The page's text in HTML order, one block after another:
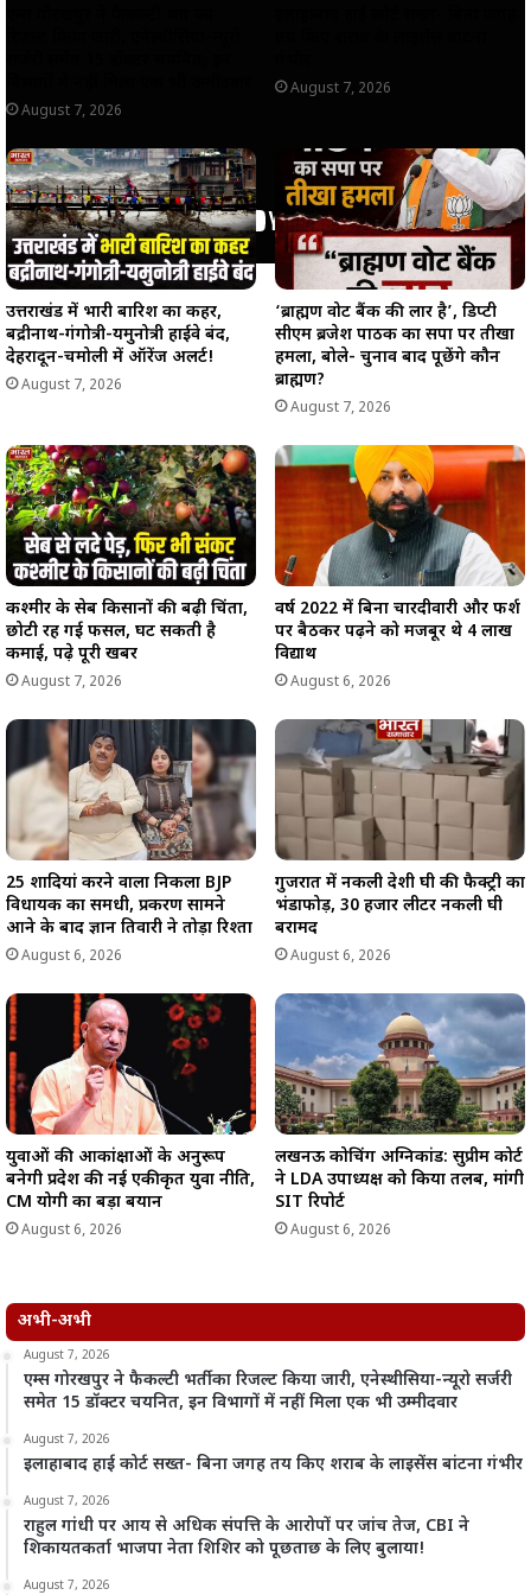
August 7, 2026
August 7, 2026
उत्तराखंड में भारी बारिश का कहर,
बद्रीनाथ-गंगोत्री-यमुनोत्री हाईवे बंद,
देहरादून-चमोली में ऑरेंज अलर्ट!
August 7, 2026
‘ब्राह्मण वोट बैंक की लार है’, डिप्टी
सीएम ब्रजेश पाठक का सपा पर तीखा
हमला, बोले- चुनाव बाद पूछेंगे कौन
ब्राह्मण?
August 7, 2026
कश्मीर के सेब किसानों की बढ़ी चिंता,
छोटी रह गई फसल, घट सकती है
कमाई, पढ़े पूरी खबर
August 7, 2026
वर्ष 2022 में बिना चारदीवारी और फर्श
पर बैठकर पढ़ने को मजबूर थे 4 लाख
विद्यार्थी
August 6, 2026
25 शादियां करने वाला निकला BJP
विधायक का समधी, प्रकरण सामने
आने के बाद ज्ञान तिवारी ने तोड़ा रिश्ता
August 6, 2026
गुजरात में नकली देशी घी की फैक्ट्री का
भंडाफोड़, 30 हजार लीटर नकली घी
बरामद
August 6, 2026
युवाओं की आकांक्षाओं के अनुरूप
बनेगी प्रदेश की नई एकीकृत युवा नीति,
CM योगी का बड़ा बयान
August 6, 2026
लखनऊ कोचिंग अग्निकांड: सुप्रीम कोर्ट
ने LDA उपाध्यक्ष को किया तलब, मांगी
SIT रिपोर्ट
August 6, 2026
अभी-अभी
August 7, 2026
एम्स गोरखपुर ने फैकल्टी भर्ती का रिजल्ट किया जारी, एनेस्थीसिया-न्यूरो सर्जरी
समेत 15 डॉक्टर चयनित, इन विभागों में नहीं मिला एक भी उम्मीदवार
August 7, 2026
इलाहाबाद हाई कोर्ट सख्त- बिना जगह तय किए शराब के लाइसेंस बांटना गंभीर
August 7, 2026
राहुल गांधी पर आय से अधिक संपत्ति के आरोपों पर जांच तेज, CBI ने
शिकायतकर्ता भाजपा नेता शिशिर को पूछताछ के लिए बुलाया!
August 7, 2026